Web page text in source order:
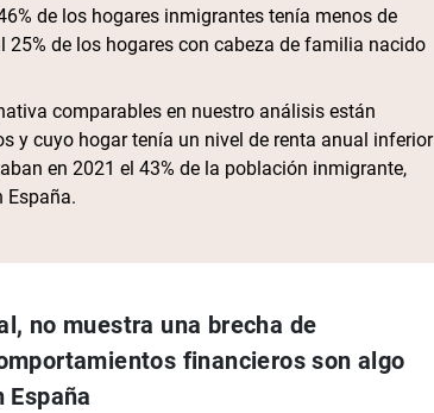
de los hogares inmigrantes tenía menos de
25% de los hogares con cabeza de familia nacido
comparables en nuestro análisis están
y cuyo hogar tenía un nivel de renta anual inferior
en 2021 el 43% de la población inmigrante,
España.
no muestra una brecha de
financieros son algo